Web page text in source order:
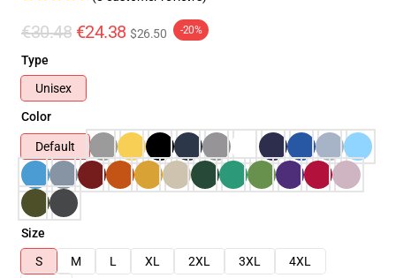
€30.48 €24.38 $26.50 -20%
Type
Unisex
Color
Default
Size
S
M L XL 2XL 3XL
4XL